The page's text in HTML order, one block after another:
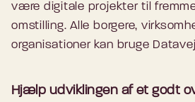
være digitale projekter til
omstilling. Alle borgere,
organisationer kan bruge
Hjælp udviklingen af et godt